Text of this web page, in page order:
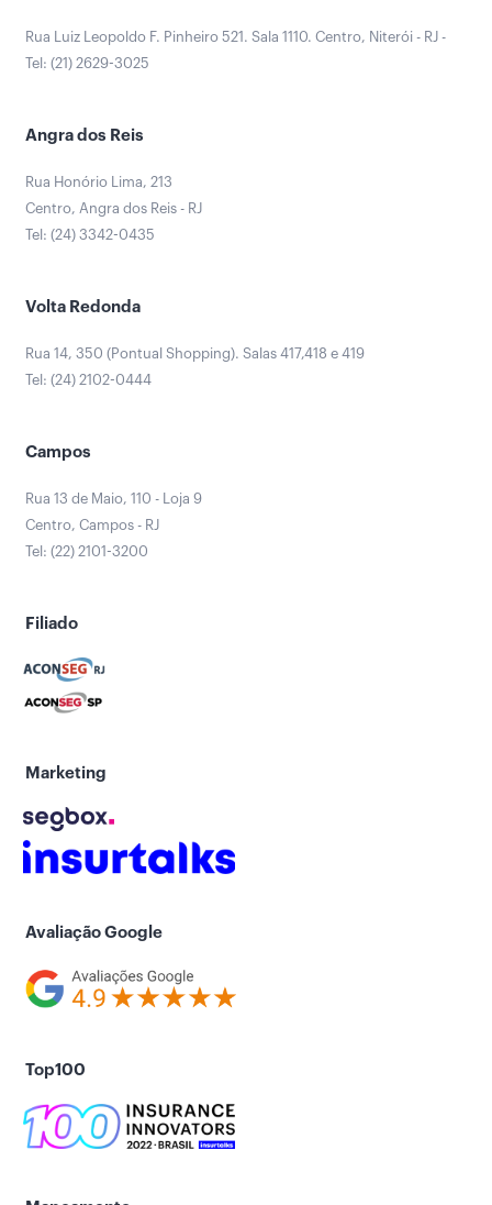
Rua Luiz Leopoldo F. Pinheiro 521. Sala 1110. Centro, Niterói - RJ -
Tel: (21) 2629-3025
Angra dos Reis
Rua Honório Lima, 213
Centro, Angra dos Reis - RJ
Tel: (24) 3342-0435
Volta Redonda
Rua 14, 350 (Pontual Shopping). Salas 417,418 e 419
Tel: (24) 2102-0444
Campos
Rua 13 de Maio, 110 - Loja 9
Centro, Campos - RJ
Tel: (22) 2101-3200
Filiado
Marketing
Avaliação Google
Top100